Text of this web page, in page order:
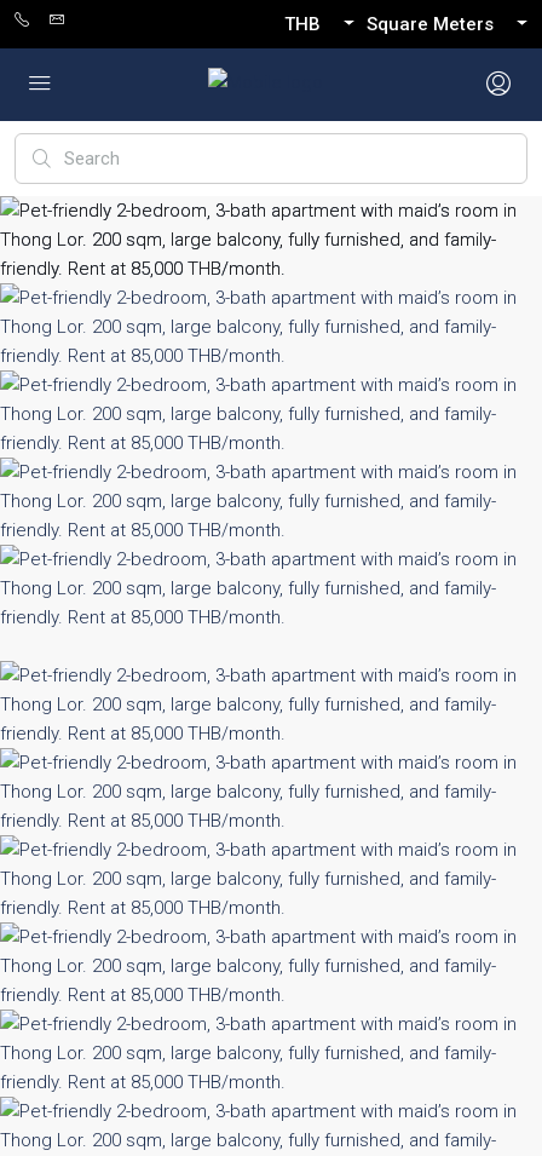
THB Square Meters